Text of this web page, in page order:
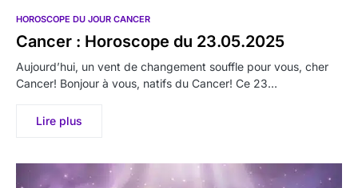
HOROSCOPE DU JOUR CANCER
Cancer : Horoscope du 23.05.2025
Aujourd’hui, un vent de changement souffle pour vous, cher
Cancer! Bonjour à vous, natifs du Cancer! Ce 23…
Lire plus